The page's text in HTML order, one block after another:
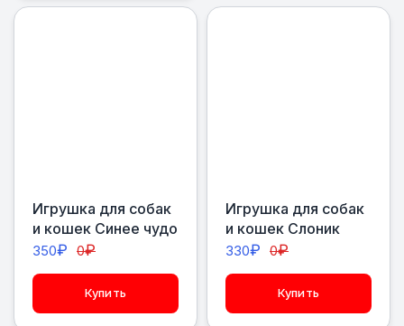
Игрушка для собак
и кошек Синее чудо
350₽ 0₽
Купить
Игрушка для собак
и кошек Слоник
330₽ 0₽
Купить